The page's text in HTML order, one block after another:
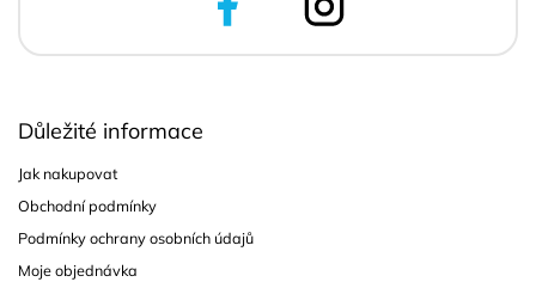
Důležité informace
Jak nakupovat
Obchodní podmínky
Podmínky ochrany osobních údajů
Moje objednávka